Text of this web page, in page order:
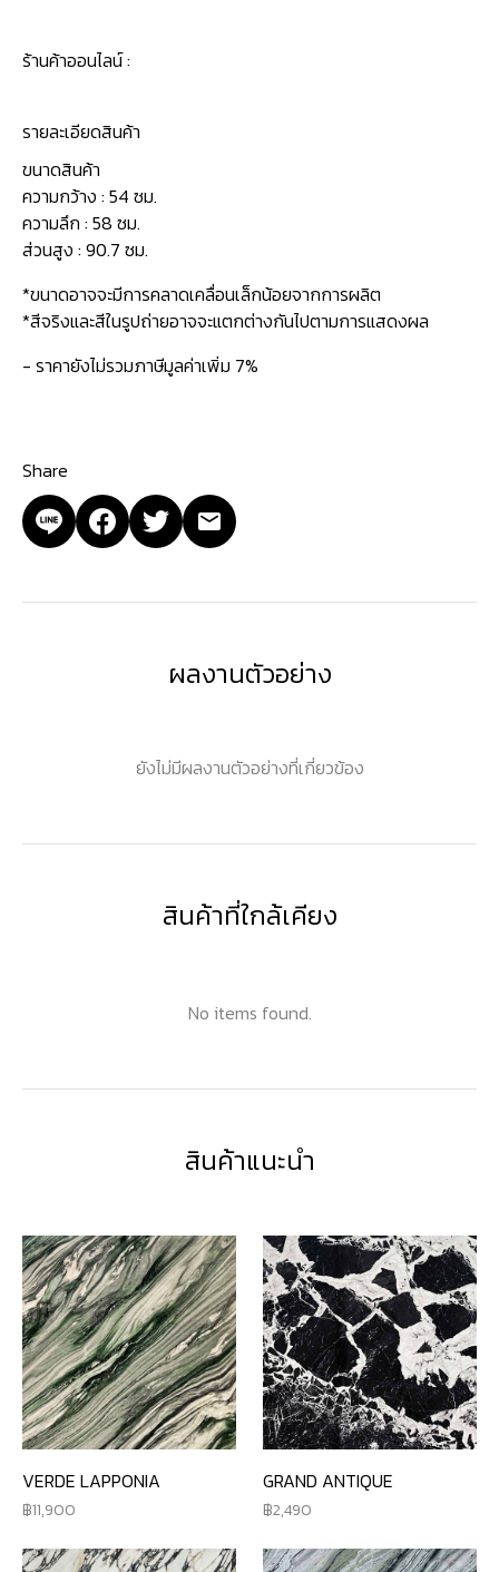
ร้านค้าออนไลน์ :
รายละเอียดสินค้า
ขนาดสินค้า
ความกว้าง : 54 ซม.
ความลึก : 58 ซม.
ส่วนสูง : 90.7 ซม.
*ขนาดอาจจะมีการคลาดเคลื่อนเล็กน้อยจากการผลิต
*สีจริงและสีในรูปถ่ายอาจจะแตกต่างกันไปตามการแสดงผล
- ราคายังไม่รวมภาษีมูลค่าเพิ่ม 7%
Share
ผลงานตัวอย่าง
ยังไม่มีผลงานตัวอย่างที่เกี่ยวข้อง
สินค้าที่ใกล้เคียง
No items found.
สินค้าแนะนำ
VERDE LAPPONIA
11,900
GRAND ANTIQUE
2,490